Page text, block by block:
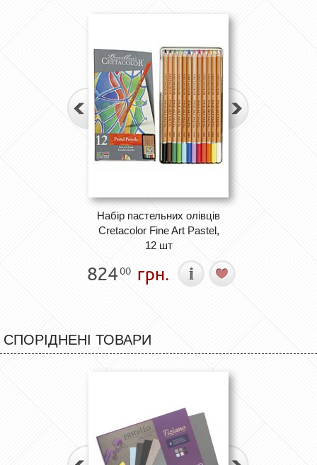
Набір пастельних олівців
Cretacolor Fine Art Pastel,
12 шт
82400 грн.
СПОРІДНЕНІ ТОВАРИ